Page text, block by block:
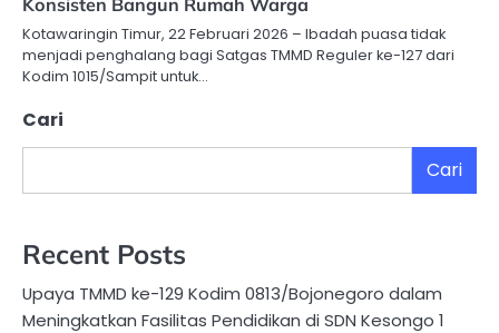
Konsisten Bangun Rumah Warga
Kotawaringin Timur, 22 Februari 2026 – Ibadah puasa tidak
menjadi penghalang bagi Satgas TMMD Reguler ke-127 dari
Kodim 1015/Sampit untuk…
Cari
Cari
Recent Posts
Upaya TMMD ke-129 Kodim 0813/Bojonegoro dalam
Meningkatkan Fasilitas Pendidikan di SDN Kesongo 1